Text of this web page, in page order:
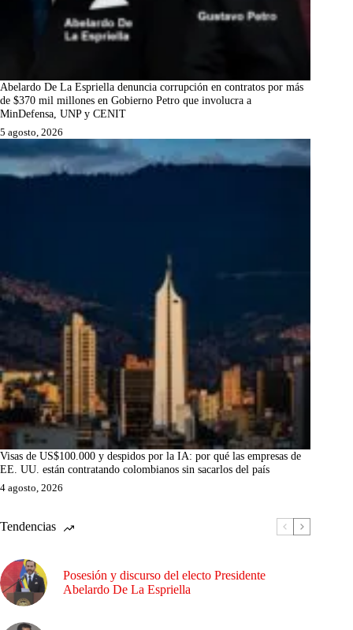
Abelardo De La Espriella denuncia corrupción en contratos por más
de $370 mil millones en Gobierno Petro que involucra a
MinDefensa, UNP y CENIT
5 agosto, 2026
Visas de US$100.000 y despidos por la IA: por qué las empresas de
EE. UU. están contratando colombianos sin sacarlos del país
4 agosto, 2026
Tendencias
Posesión y discurso del electo Presidente
Abelardo De La Espriella